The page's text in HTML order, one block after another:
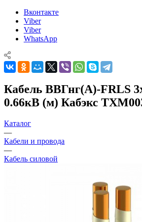
Вконтакте
Viber
Viber
WhatsApp
Кабель ВВГнг(А)-FRLS
0.66кВ (м) Кабэкс
Каталог
—
Кабели и провода
—
Кабель силовой